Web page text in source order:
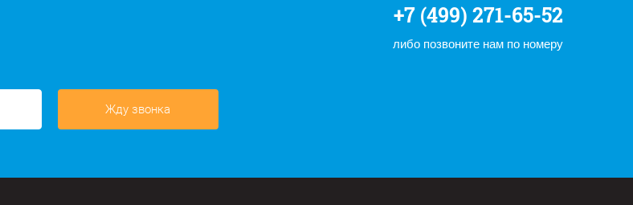
+7 (499) 271-65-52
либо позвоните нам по номеру
Жду звонка